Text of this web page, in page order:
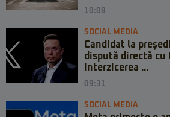
10:08
SOCIAL MEDIA
Candidat la
dispută directă cu
interzicerea ...
09:31
SOCIAL MEDIA